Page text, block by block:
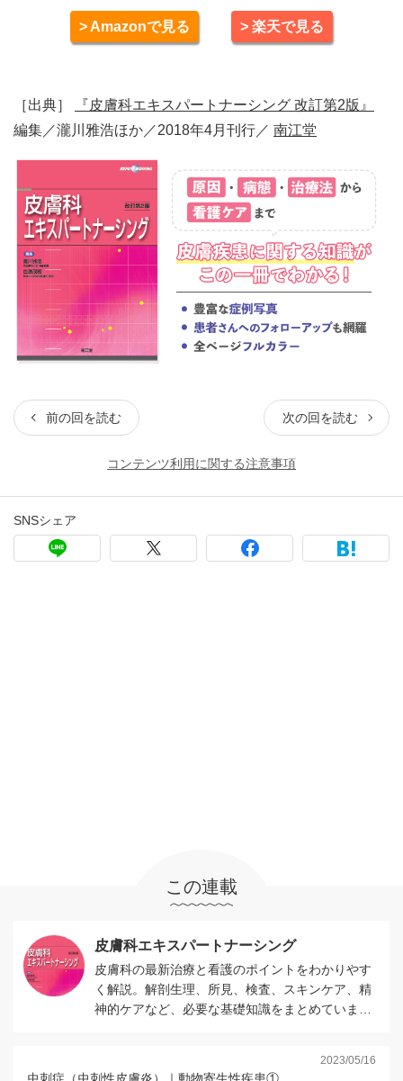
> Amazonで見る > 楽天で見る
［出典］
『皮膚科エキスパートナーシング 改訂第2版』
編集／瀧川雅浩ほか／2018年4月刊行／ 南江堂
前の回を読む 次の回を読む
コンテンツ利用に関する注意事項
SNSシェア
この連載
皮膚科エキスパートナーシング
皮膚科の最新治療と看護のポイントをわかりやす
く解説。解剖生理、所見、検査、スキンケア、精
神的ケアなど、必要な基礎知識をまとめていま
2023/05/16